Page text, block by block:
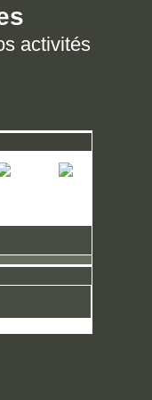
activités